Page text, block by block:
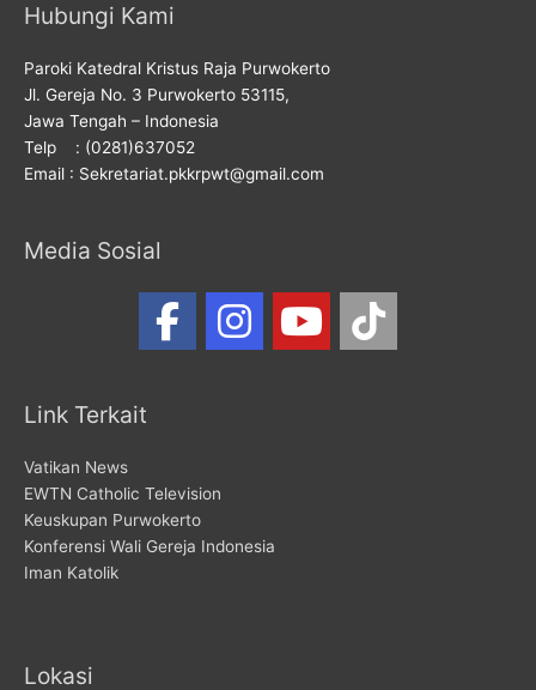
Hubungi Kami
Paroki Katedral Kristus Raja Purwokerto
Jl. Gereja No. 3 Purwokerto 53115,
Jawa Tengah – Indonesia
Telp : (0281)637052
Email : Sekretariat.pkkrpwt@gmail.com
Media Sosial
Link Terkait
Vatikan News
EWTN Catholic Television
Keuskupan Purwokerto
Konferensi Wali Gereja Indonesia
Iman Katolik
Lokasi